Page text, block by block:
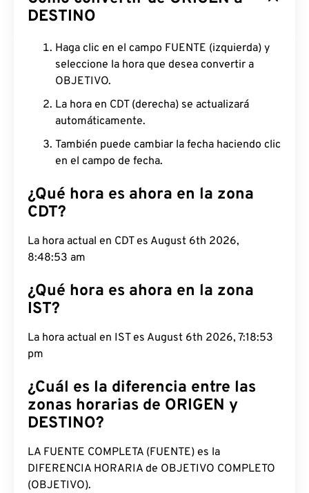
DESTINO
Haga clic en el campo FUENTE (izquierda) y
seleccione la hora que desea convertir a
OBJETIVO.
La hora en CDT (derecha) se actualizará
automáticamente.
También puede cambiar la fecha haciendo clic
en el campo de fecha.
¿Qué hora es ahora en la zona
CDT?
La hora actual en CDT es August 6th 2026,
8:48:54 am
¿Qué hora es ahora en la zona
IST?
La hora actual en IST es August 6th 2026, 7:18:54
pm
¿Cuál es la diferencia entre las
zonas horarias de ORIGEN y
DESTINO?
LA FUENTE COMPLETA (FUENTE) es la
DIFERENCIA HORARIA de OBJETIVO COMPLETO
(OBJETIVO).